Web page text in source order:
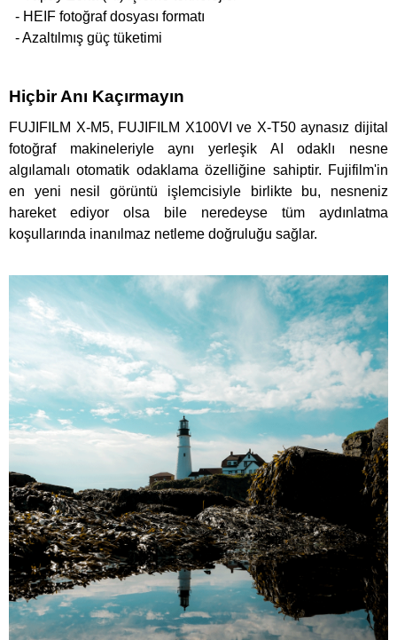
- HEIF fotoğraf dosyası formatı
- Azaltılmış güç tüketimi
Hiçbir Anı Kaçırmayın
FUJIFILM X-M5, FUJIFILM X100VI ve X-T50 aynasız dijital
fotoğraf makineleriyle aynı yerleşik AI odaklı nesne
algılamalı otomatik odaklama özelliğine sahiptir. Fujifilm'in
en yeni nesil görüntü işlemcisiyle birlikte bu, nesneniz
hareket ediyor olsa bile neredeyse tüm aydınlatma
koşullarında inanılmaz netleme doğruluğu sağlar.